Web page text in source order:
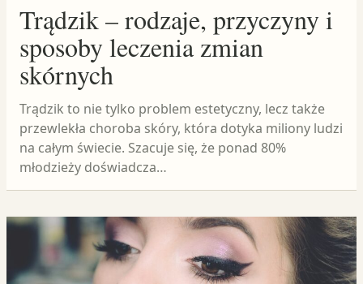
Trądzik – rodzaje, przyczyny i
sposoby leczenia zmian
skórnych
Trądzik to nie tylko problem estetyczny, lecz także
przewlekła choroba skóry, która dotyka miliony ludzi
na całym świecie. Szacuje się, że ponad 80%
młodzieży doświadcza…